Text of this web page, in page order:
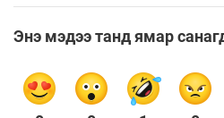
Энэ мэдээ танд ямар